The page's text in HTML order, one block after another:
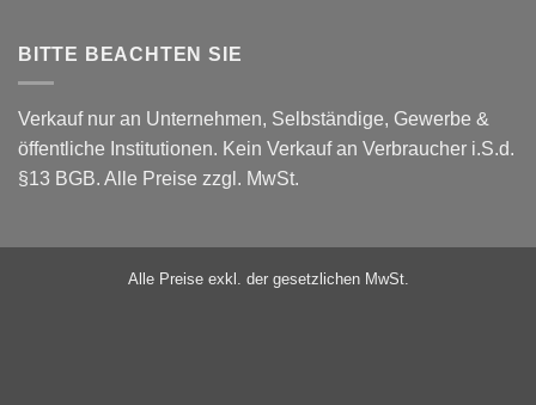
BITTE BEACHTEN SIE
Verkauf nur an Unternehmen, Selbständige, Gewerbe &
öffentliche Institutionen. Kein Verkauf an Verbraucher i.S.d.
§13 BGB. Alle Preise zzgl. MwSt.
Alle Preise exkl. der gesetzlichen MwSt.